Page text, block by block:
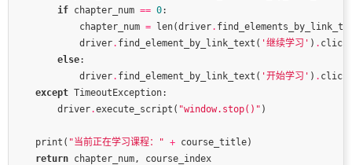
if chapter_num == 0
            chapter_num
= len(driver.
            driver
. find_element_by_link_text( '继续学习' ) .
else
            driver
. find_element_by_link_text( '开始学习' ) .
except
        driver
.execute_script( "window.stop()"
    print(
"当前正在学习课程：" +
return